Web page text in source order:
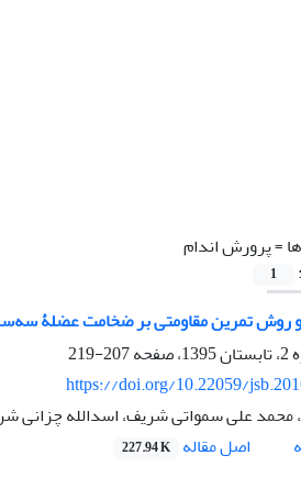
=پرورش اندام
1
روش تمرین مقاومتی بر ضخامت عضلۀ
207-219
https://doi.org/10.22059/
محمد علی سمواتی شریف، اسدالله چزانی
اصل مقاله 227.94 K